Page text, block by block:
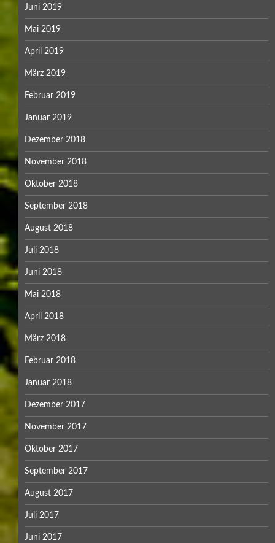
Juni 2019
Mai 2019
April 2019
März 2019
Februar 2019
Januar 2019
Dezember 2018
November 2018
Oktober 2018
September 2018
August 2018
Juli 2018
Juni 2018
Mai 2018
April 2018
März 2018
Februar 2018
Januar 2018
Dezember 2017
November 2017
Oktober 2017
September 2017
August 2017
Juli 2017
Juni 2017